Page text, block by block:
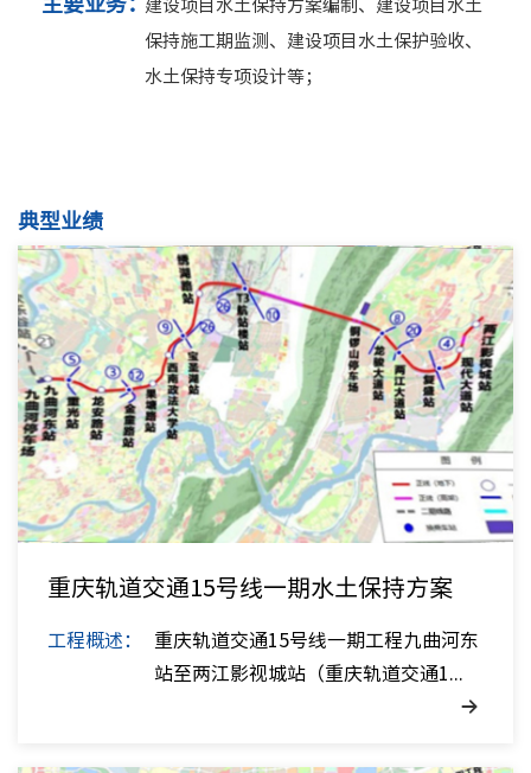
建筑节
水土保
污染土
环安知
技术特
创新法
技术交
技术报
支部荣
建设项目水土保持方案编制、建设项目水土
保持施工期监测、建设项目水土保护验收、
水土保持专项设计等；
典型业绩
重庆轨道交通15号线一期水土保持方案
工程概述：
重庆轨道交通15号线一期工程九曲河东
站至两江影视城站（重庆轨道交通1...